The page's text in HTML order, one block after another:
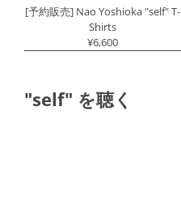
[予約販売] Nao Yoshioka "self" T-
Shirts
¥6,600
"self" を聴く